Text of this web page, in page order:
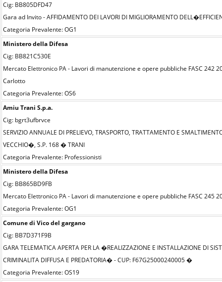
Cig: BB805DFD47
Gara ad Invito - AFFIDAMENTO DEI LAVORI DI MIGLIORAMENTO
Categoria Prevalente: OG1
Ministero della Difesa
Cig: BB821C530E
Mercato Elettronico PA - Lavori di manutenzione e opere pubbliche FASC
Carlotto
Categoria Prevalente: OS6
Amiu Trani S.p.a.
Cig: bgrt3ufbrvce
SERVIZIO ANNUALE DI PRELIEVO, TRASPORTO, TRATTAMENTO E
VECCHIO�, S.P. 168 � TRANI
Categoria Prevalente: Professionisti
Ministero della Difesa
Cig: BB865BD9FB
Mercato Elettronico PA - Lavori di manutenzione e opere pubbliche FASC 245
Categoria Prevalente: OG1
Comune di Vico del gargano
Cig: BB7D371F9B
GARA TELEMATICA APERTA PER LA �REALIZZAZIONE E INSTALLAZIONE DI
CRIMINALITA DIFFUSA E PREDATORIA� - CUP: F67G25000240005 �
Categoria Prevalente: OS19